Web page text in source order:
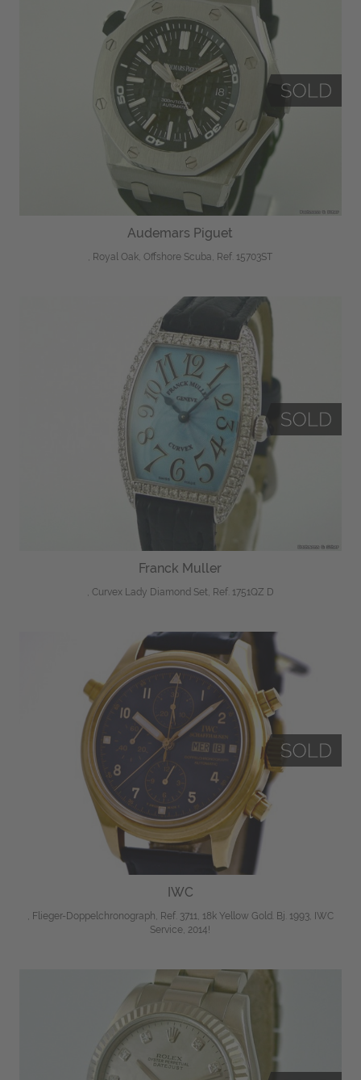
Audemars Piguet
, Royal Oak, Offshore Scuba, Ref. 15703ST
Franck Muller
, Curvex Lady Diamond Set, Ref. 1751QZ D
IWC
, Flieger-Doppelchronograph, Ref. 3711, 18k Yellow Gold. Bj. 1993, IWC
Service, 2014!